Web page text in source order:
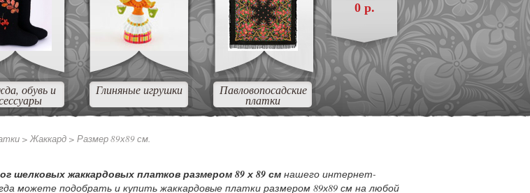
0 р.
обувь и Глиняные игрушки Павловопосадские
платки
> Жаккард > Размер 89х89 см.
шелковых жаккардовых платков размером 89 х 89 см нашего интернет-
можете подобрать и купить жаккардовые платки размером 89х89 см на любой